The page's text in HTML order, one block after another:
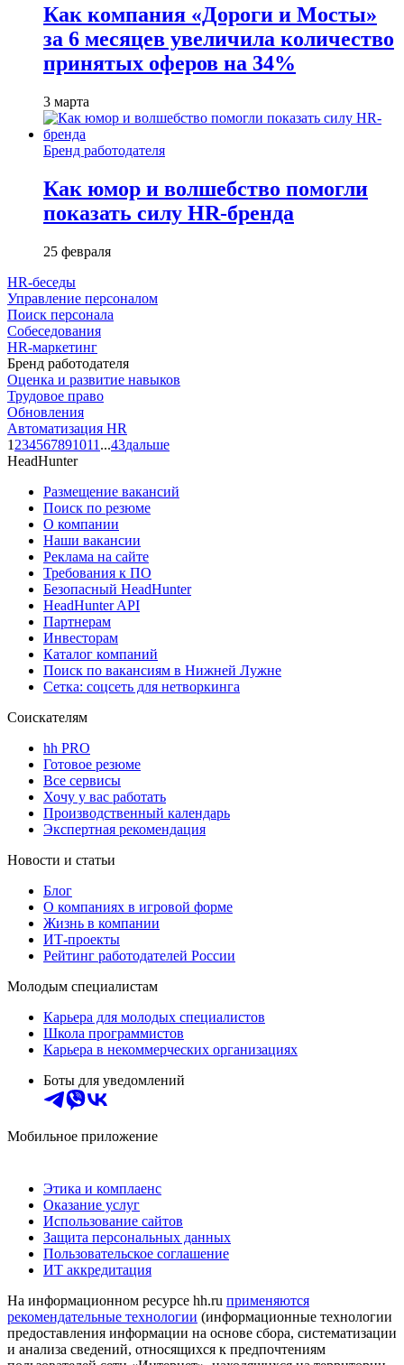
Как компания «Дороги и Мосты»
за 6 месяцев увеличила количество
принятых оферов на 34%
3 марта
Бренд работодателя
Как юмор и волшебство помогли
показать силу HR-бренда
25 февраля
HR-беседы
Управление персоналом
Поиск персонала
Собеседования
HR-маркетинг
Бренд работодателя
Оценка и развитие навыков
Трудовое право
Обновления
Автоматизация HR
1 234567891011 ...43дальше
HeadHunter
Размещение вакансий
Поиск по резюме
О компании
Наши вакансии
Реклама на сайте
Требования к ПО
Безопасный HeadHunter
HeadHunter API
Партнерам
Инвесторам
Каталог компаний
Поиск по вакансиям в Нижней Лужне
Сетка: соцсеть для нетворкинга
Соискателям
hh PRO
Готовое резюме
Все сервисы
Хочу у вас работать
Производственный календарь
Экспертная рекомендация
Новости и статьи
Блог
О компаниях в игровой форме
Жизнь в компании
ИТ-проекты
Рейтинг работодателей России
Молодым специалистам
Карьера для молодых специалистов
Школа программистов
Карьера в некоммерческих организациях
Боты для уведомлений
Мобильное приложение
Этика и комплаенс
Оказание услуг
Использование сайтов
Защита персональных данных
Пользовательское соглашение
ИТ аккредитация
На информационном ресурсе hh.ru применяются
рекомендательные технологии (информационные технологии
предоставления информации на основе сбора, систематизации
и анализа сведений, относящихся к предпочтениям